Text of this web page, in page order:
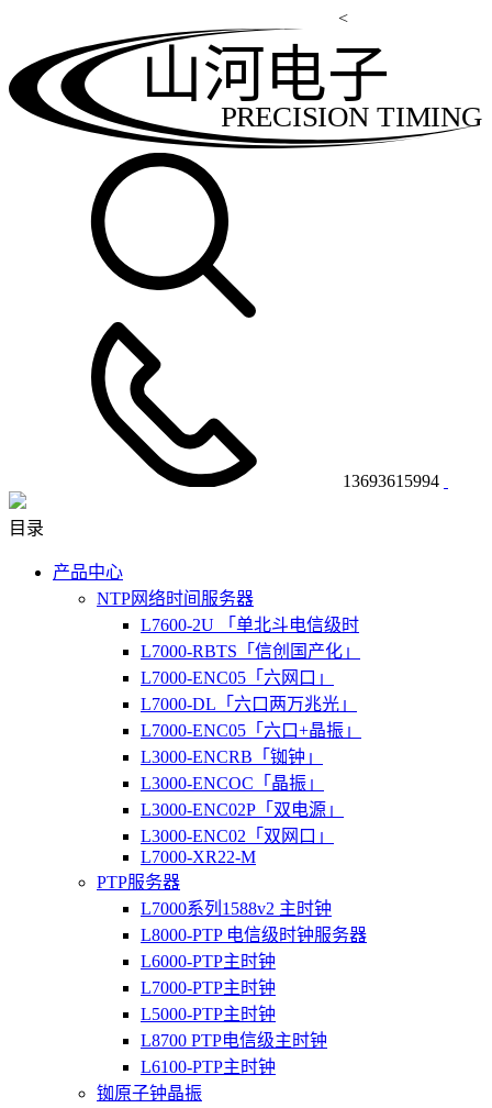
<
PRECISION TIMING
山河电子
13693615994
目录
产品中心
NTP网络时间服务器
L7600-2U 「单北斗电信级时
L7000-RBTS「信创国产化」
L7000-ENC05「六网口」
L7000-DL「六口两万兆光」
L7000-ENC05「六口+晶振」
L3000-ENCRB「铷钟」
L3000-ENCOC「晶振」
L3000-ENC02P「双电源」
L3000-ENC02「双网口」
L7000-XR22-M
PTP服务器
L7000系列1588v2 主时钟
L8000-PTP 电信级时钟服务器
L6000-PTP主时钟
L7000-PTP主时钟
L5000-PTP主时钟
L8700 PTP电信级主时钟
L6100-PTP主时钟
铷原子钟晶振